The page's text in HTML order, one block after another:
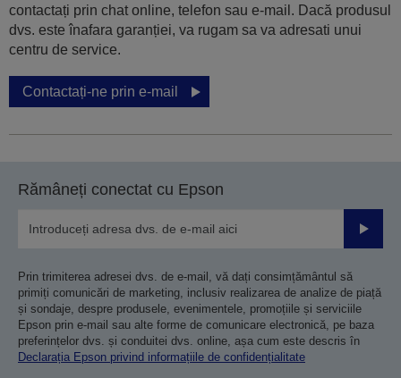
contactați prin chat online, telefon sau e-mail. Dacă produsul
dvs. este înafara garanției, va rugam sa va adresati unui
centru de service.
Contactați-ne prin e-mail
Rămâneți conectat cu Epson
Prin trimiterea adresei dvs. de e-mail, vă dați consimțământul să
primiți comunicări de marketing, inclusiv realizarea de analize de piață
și sondaje, despre produsele, evenimentele, promoțiile și serviciile
Epson prin e-mail sau alte forme de comunicare electronică, pe baza
preferințelor dvs. și conduitei dvs. online, așa cum este descris în
Declarația Epson privind informațiile de confidențialitate